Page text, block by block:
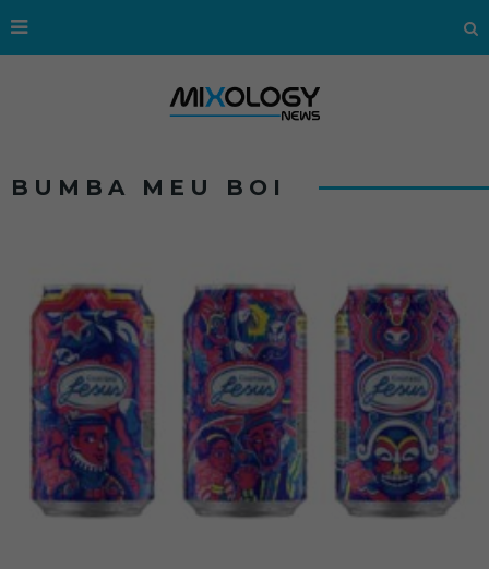
BUMBA MEU BOI